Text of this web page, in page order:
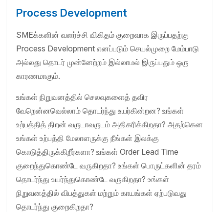
Process Development
SMEக்களின் வளர்ச்சி விகிதம் குறைவாக இருப்பதற்கு
Process Development எனப்படும் செயல்முறை மேம்பாடு
அல்லது தொடர் முன்னேற்றம் இல்லாமல் இருப்பதும் ஒரு
காரணமாகும்.
உங்கள் நிறுவனத்தில் செலவுகளைத் தவிர
வேறென்னவெல்லாம் தொடர்ந்து உயர்கின்றன? உங்கள்
உற்பத்தித் திறன் வருடாவருடம் அதிகரிக்கிறதா? அதற்கென
உங்கள் உற்பத்தி மேலாளருக்கு நீங்கள் இலக்கு
கொடுத்திருக்கிறீர்களா? உங்கள் Order Lead Time
குறைந்துகொண்டே வருகிறதா? உங்கள் பொருட்களின் தரம்
தொடர்ந்து உயர்ந்துகொண்டே வருகிறதா? உங்கள்
நிறுவனத்தில் விபத்துகள் மற்றும் காயங்கள் ஏற்படுவது
தொடர்ந்து குறைகிறதா?